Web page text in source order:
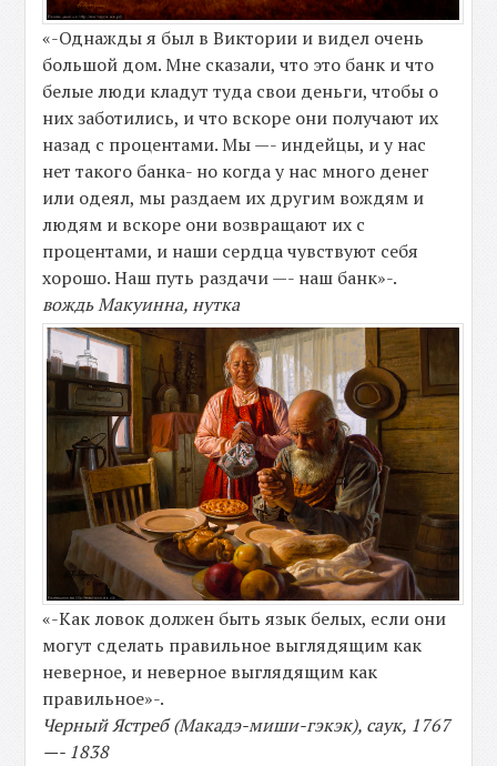
«-Однажды я был в Виктории и видел очень
большой дом. Мне сказали, что это банк и что
белые люди кладут туда свои деньги, чтобы о
них заботились, и что вскоре они получают их
назад с процентами. Мы —- индейцы, и у нас
нет такого банка- но когда у нас много денег
или одеял, мы раздаем их другим вождям и
людям и вскоре они возвращают их с
процентами, и наши сердца чувствуют себя
хорошо. Наш путь раздачи —- наш банк»-.
вождь Макуинна, нутка
«-Как ловок должен быть язык белых, если они
могут сделать правильное выглядящим как
неверное, и неверное выглядящим как
правильное»-.
Черный Ястреб (Макадэ-миши-гэкэк), саук, 1767
—- 1838